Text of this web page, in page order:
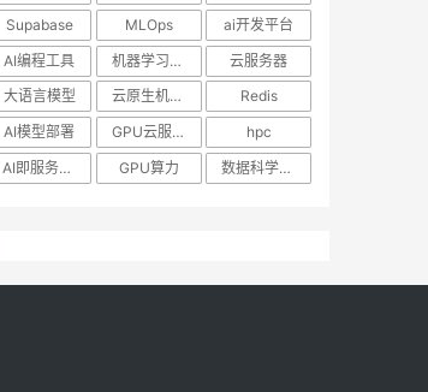
Supabase
MLOps
ai开发平台
AI编程工具
机器学习模型
云服务器
大语言模型
云原生机器学习
Redis
AI模型部署
GPU云服务器
hpc
AI即服务平台
GPU算力 数据科学工作流